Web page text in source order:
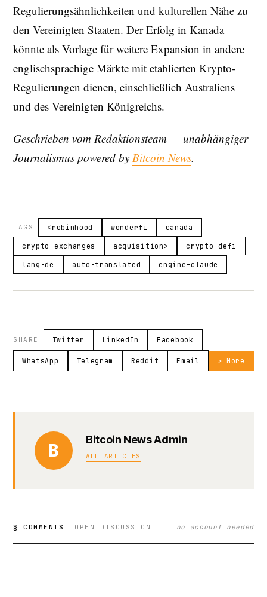
Regulierungsähnlichkeiten und kulturellen Nähe zu
den Vereinigten Staaten. Der Erfolg in Kanada
könnte als Vorlage für weitere Expansion in andere
englischsprachige Märkte mit etablierten Krypto-
Regulierungen dienen, einschließlich Australiens
und des Vereinigten Königreichs.
Geschrieben vom Redaktionsteam — unabhängiger
Journalismus powered by Bitcoin News.
TAGS <robinhood wonderfi canada
crypto exchanges acquisition> crypto-defi
lang-de auto-translated engine-claude
SHARE Twitter LinkedIn Facebook
WhatsApp Telegram Reddit Email ↗ More
B
Bitcoin News Admin
ALL ARTICLES
§ COMMENTS OPEN DISCUSSION no account needed